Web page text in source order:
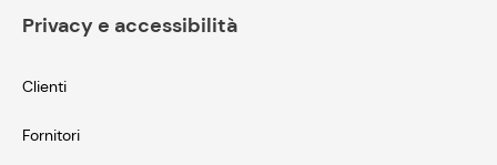
Privacy e accessibilità
Clienti
Fornitori